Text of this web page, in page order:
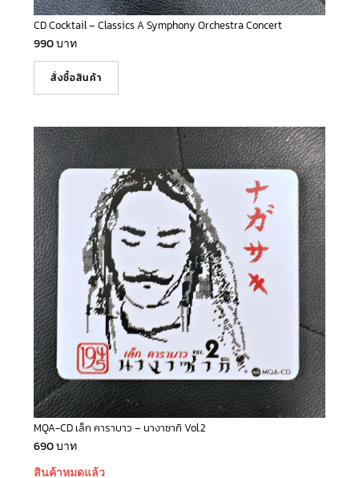
CD Cocktail – Classics A Symphony Orchestra Concert
990บาท
สั่งซื้อสินค้า
MQA-CD เล็ก คาราบาว – นางาซากิ Vol.2
690บาท
สินค้าหมดแล้ว